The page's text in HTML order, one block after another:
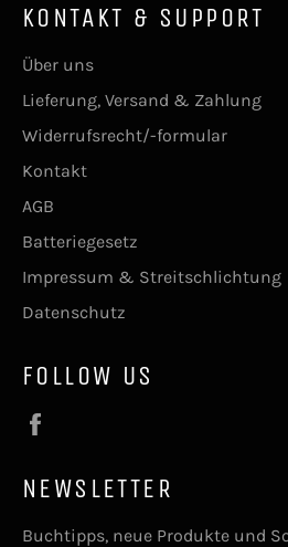
KONTAKT & SUPPORT
Über uns
Lieferung, Versand & Zahlung
Widerrufsrecht/-formular
Kontakt
AGB
Batteriegesetz
Impressum & Streitschlichtung
Datenschutz
FOLLOW US
NEWSLETTER
Buchtipps, neue Produkte und